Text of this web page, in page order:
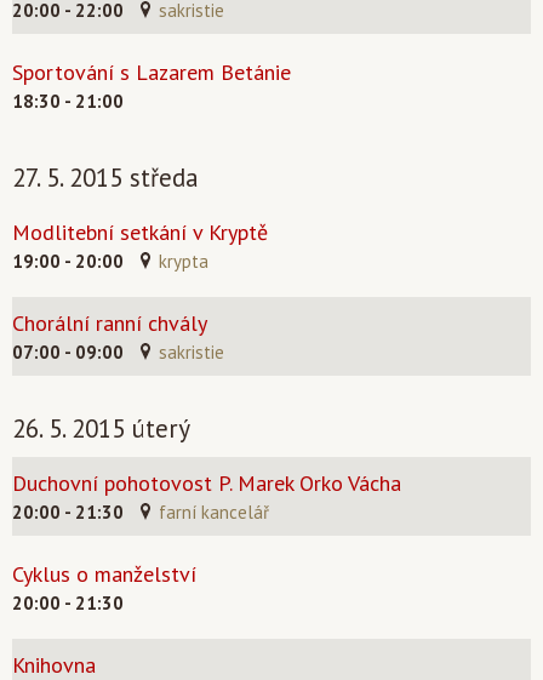
20:00 - 22:00 sakristie
Sportování s Lazarem Betánie
18:30 - 21:00
27. 5. 2015 středa
Modlitební setkání v Kryptě
19:00 - 20:00 krypta
Chorální ranní chvály
07:00 - 09:00 sakristie
26. 5. 2015 úterý
Duchovní pohotovost P. Marek Orko Vácha
20:00 - 21:30 farní kancelář
Cyklus o manželství
20:00 - 21:30
Knihovna